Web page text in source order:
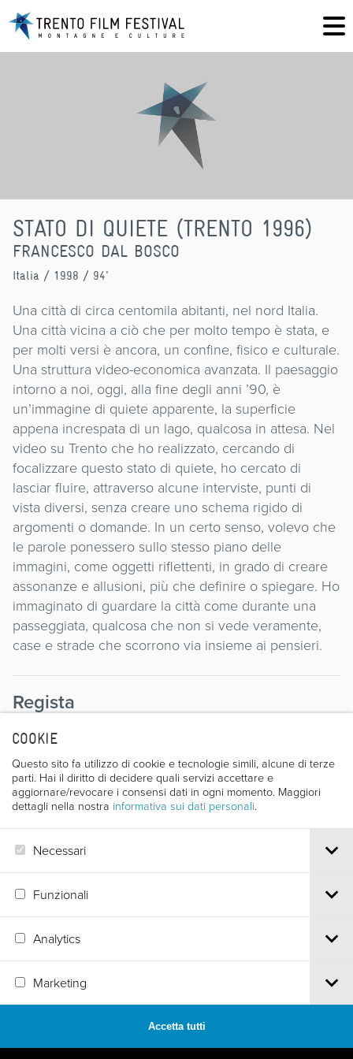
COOKIE
Questo sito fa utilizzo di cookie e tecnologie simili, alcune di terze
parti. Hai il diritto di decidere quali servizi accettare e
aggiornare/revocare i consensi dati in ogni momento. Maggiori
dettagli nella nostra informativa sui dati personali.
Necessari
Funzionali
Analytics
Marketing
Accetta tutti
STATO DI QUIETE (TRENTO 1996)
FRANCESCO DAL BOSCO
Italia / 1998 / 94'
Una città di circa centomila abitanti, nel nord Italia.
Una città vicina a ciò che per molto tempo è stata, e
per molti versi è ancora, un confine, fisico e culturale.
Una struttura video-economica avanzata. Il paesaggio
intorno a noi, oggi, alla fine degli anni ’90, è
un’immagine di quiete apparente, la superficie
appena increspata di un lago, qualcosa in attesa. Nel
video su Trento che ho realizzato, cercando di
focalizzare questo stato di quiete, ho cercato di
lasciar fluire, attraverso alcune interviste, punti di
vista diversi, senza creare uno schema rigido di
argomenti o domande. In un certo senso, volevo che
le parole ponessero sullo stesso piano delle
immagini, come oggetti riflettenti, in grado di creare
assonanze e allusioni, più che definire o spiegare. Ho
immaginato di guardare la città come durante una
passeggiata, qualcosa che non si vede veramente,
case e strade che scorrono via insieme ai pensieri.
Regista
FRANCESCO DAL BOSCO
Catalogo 46° Filmfestival 1998 - pag. 144 - 163
Tel.+39 0461 986120